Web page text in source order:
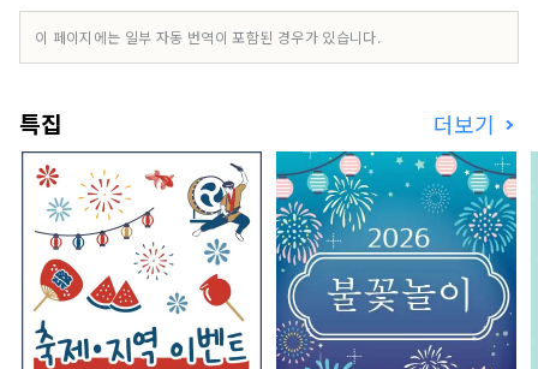
이 페이지에는 일부 자동 번역이 포함된 경우가 있습니다.
특집 더보기